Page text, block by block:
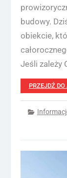
budowy.
obiekcie,
Jeśli zależy
PRZEJDŹ